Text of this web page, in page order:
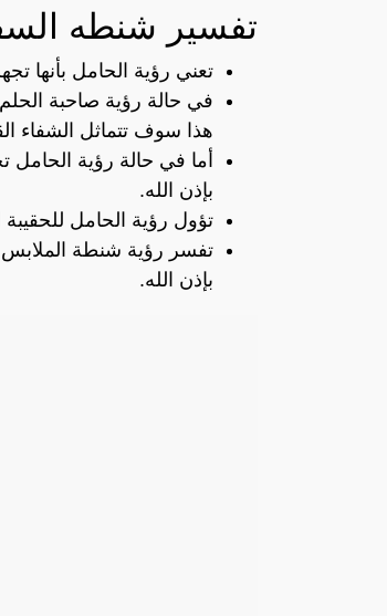
تفسير شنطه
تعني رؤية الحامل بأنها
في حالة رؤية صاحبة
هذا سوف تتماثل الشفاء
أما في حالة رؤية
بإذن الله.
تؤول رؤية الحامل
تفسر رؤية شنطة الملابس
بإذن الله.